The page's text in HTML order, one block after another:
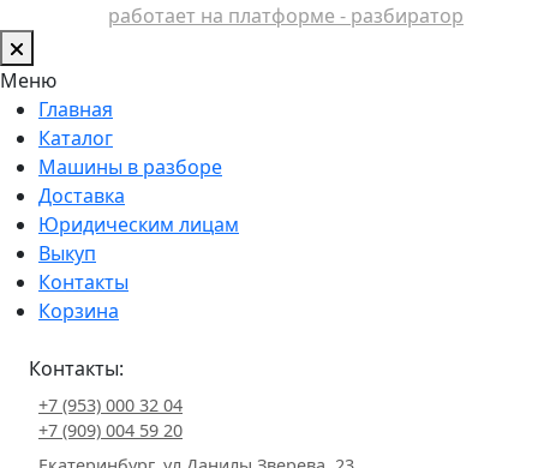
работает на платформе - разбиратор
Меню
Главная
Каталог
Машины в разборе
Доставка
Юридическим лицам
Выкуп
Контакты
Корзина
Контакты:
+7 (953) 000 32 04
+7 (909) 004 59 20